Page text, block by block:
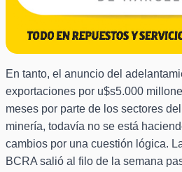
En tanto, el anuncio del
exportaciones por u$s5.000
meses por parte de los sectores
minería, todavía no se está
cambios por una cuestión lógica.
BCRA salió al filo de la semana